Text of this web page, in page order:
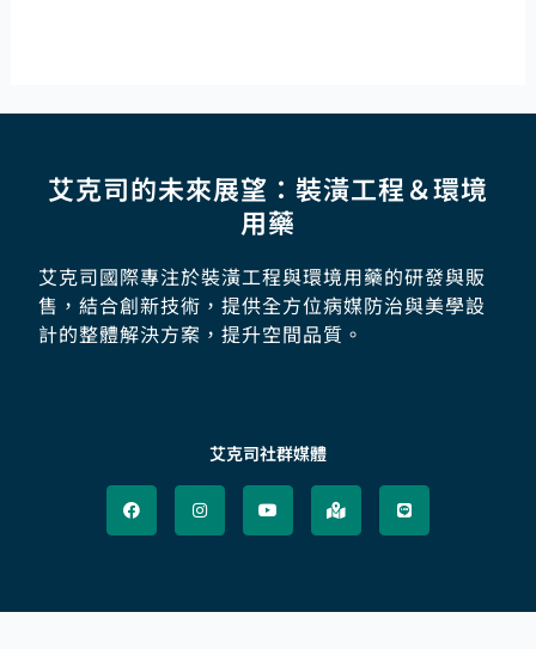
艾克司的未來展望：裝潢工程＆環境
用藥
艾克司國際專注於裝潢工程與環境用藥的研發與販
售，結合創新技術，提供全方位病媒防治與美學設
計的整體解決方案，提升空間品質。
艾克司社群媒體
a
c
e
b
n
s
t
a
m
o
u
u
a
p
-
m
e
i
n
e